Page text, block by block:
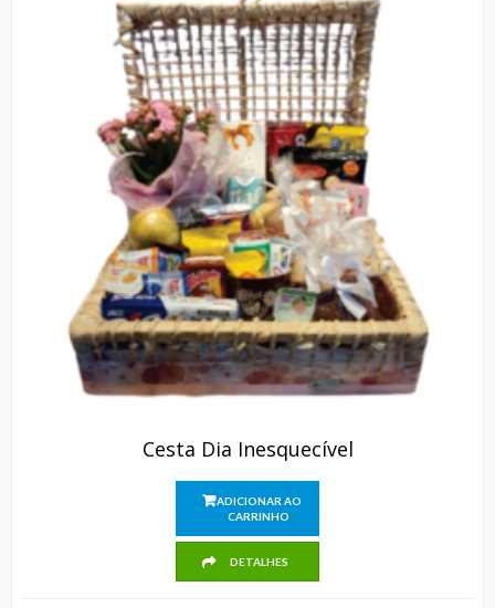
Cesta Dia Inesquecível
ADICIONAR AO
CARRINHO
DETALHES